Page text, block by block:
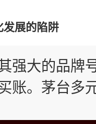
发展的陷阱
大的品牌
账。茅台多